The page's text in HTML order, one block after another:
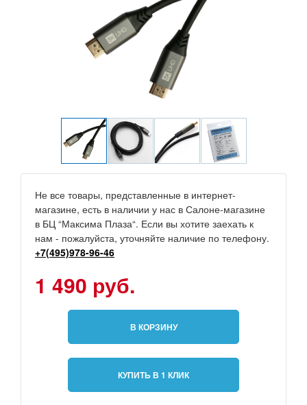
Не все товары, представленные в интернет-
магазине, есть в наличии у нас в Салоне-магазине
в БЦ “Максима Плаза“. Если вы хотите заехать к
нам - пожалуйста, уточняйте наличие по телефону.
+7(495)978-96-46
1 490 руб.
В КОРЗИНУ
КУПИТЬ В 1 КЛИК